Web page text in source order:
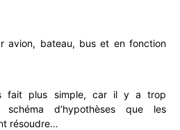
avion, bateau, bus et en fonction
fait plus simple, car il y a trop
schéma d’hypothèses que les
résoudre…